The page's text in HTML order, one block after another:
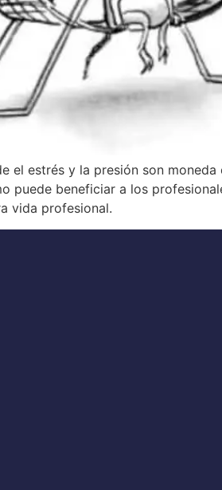
el estrés y la presión son
puede beneficiar a los
vida profesional.